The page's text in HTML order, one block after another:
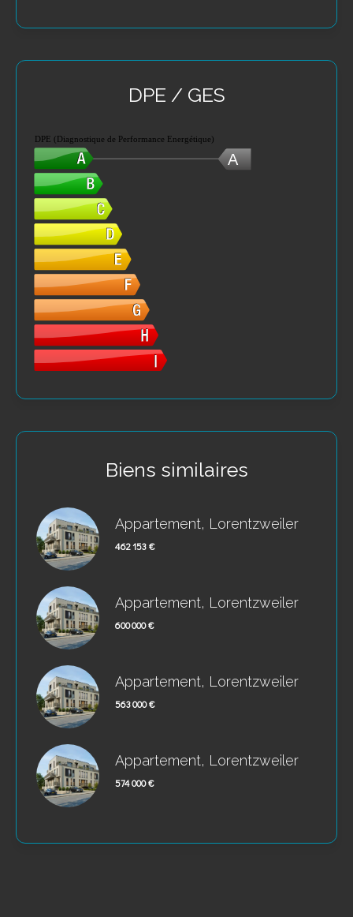
DPE / GES
A
DPE (Diagnostique de Performance Energétique)
Biens similaires
Appartement, Lorentzweiler
462 153 €
Appartement, Lorentzweiler
600 000 €
Appartement, Lorentzweiler
563 000 €
Appartement, Lorentzweiler
574 000 €